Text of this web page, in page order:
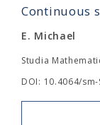
Continuous
E. Michael
Studia
DOI: 10.4064/